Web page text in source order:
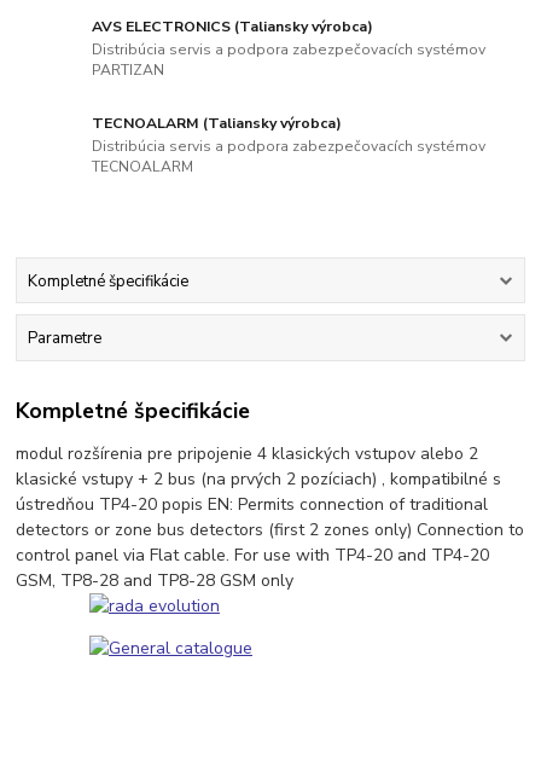
AVS ELECTRONICS (Taliansky výrobca)
Distribúcia servis a podpora zabezpečovacích systémov
PARTIZAN
TECNOALARM (Taliansky výrobca)
Distribúcia servis a podpora zabezpečovacích systémov
TECNOALARM
Kompletné špecifikácie
Parametre
Kompletné špecifikácie
modul rozšírenia pre pripojenie 4 klasických vstupov alebo 2
klasické vstupy + 2 bus (na prvých 2 pozíciach) , kompatibilné s
ústredňou TP4-20 popis EN: Permits connection of traditional
detectors or zone bus detectors (first 2 zones only) Connection to
control panel via Flat cable. For use with TP4-20 and TP4-20
GSM, TP8-28 and TP8-28 GSM only